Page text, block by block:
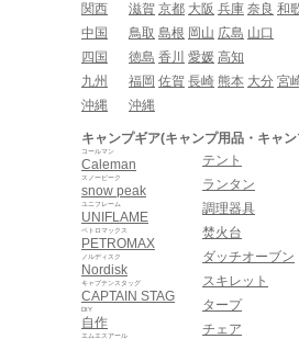
関西
滋賀 京都 大阪 兵庫 奈良 和
中国
鳥取 島根 岡山 広島 山口
四国
徳島 香川 愛媛 高知
九州
福岡 佐賀 長崎 熊本 大分 宮
沖縄
沖縄
キャンプギア(キャンプ用品・キャ
Caleman
コールマン
snow peak
スノーピーク
UNIFLAME
ユニフレーム
PETROMAX
ペトロマックス
Nordisk
ノルディスク
CAPTAIN STAG
キャプテンスタッグ
自作
DIY
エムエスアール
テント
ランタン
調理器具
焚火台
ダッチオーブン
スキレット
タープ
チェア